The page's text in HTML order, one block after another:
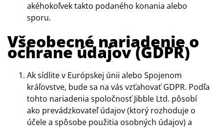
akéhokoľvek takto podaného konania alebo
sporu.
Všeobecné nariadenie o
ochrane údajov (GDPR)
Ak sídlite v Európskej únii alebo Spojenom
kráľovstve, bude sa na vás vzťahovať GDPR. Podľa
tohto nariadenia spoločnosť Jibble Ltd. pôsobí
ako prevádzkovateľ údajov (ktorý rozhoduje o
účele a spôsobe použitia osobných údajov) a